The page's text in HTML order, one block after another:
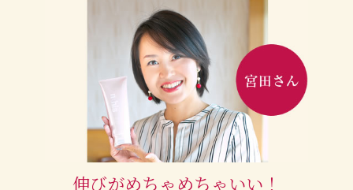
伸びがめちゃめちゃいい！